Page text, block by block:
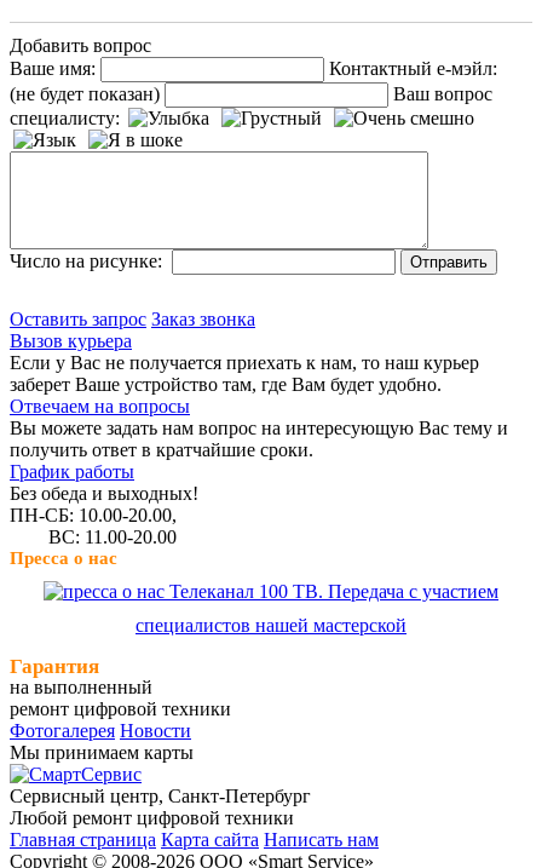
Добавить вопрос
Ваше имя:
Контактный е-мэйл:
(не будет показан)
Ваш вопрос
специалисту:
Число на рисунке:
Оставить запрос Заказ звонка
Вызов курьера
Если у Вас не получается приехать к нам, то наш курьер
заберет Ваше устройство там, где Вам будет удобно.
Отвечаем на вопросы
Вы можете задать нам вопрос на интересующую Вас тему и
получить ответ в кратчайшие сроки.
График работы
Без обеда и выходных!
ПН-СБ: 10.00-20.00,
ВС: 11.00-20.00
Пресса о нас
Телеканал 100 ТВ. Передача с участием
специалистов нашей мастерской
Гарантия
на выполненный
ремонт цифровой техники
Фотогалерея Новости
Мы принимаем карты
Сервисный центр, Cанкт-Петербург
Любой ремонт цифровой техники
Главная страница Карта сайта Написать нам
Copyright © 2008-2026 ООО «Smart Service»